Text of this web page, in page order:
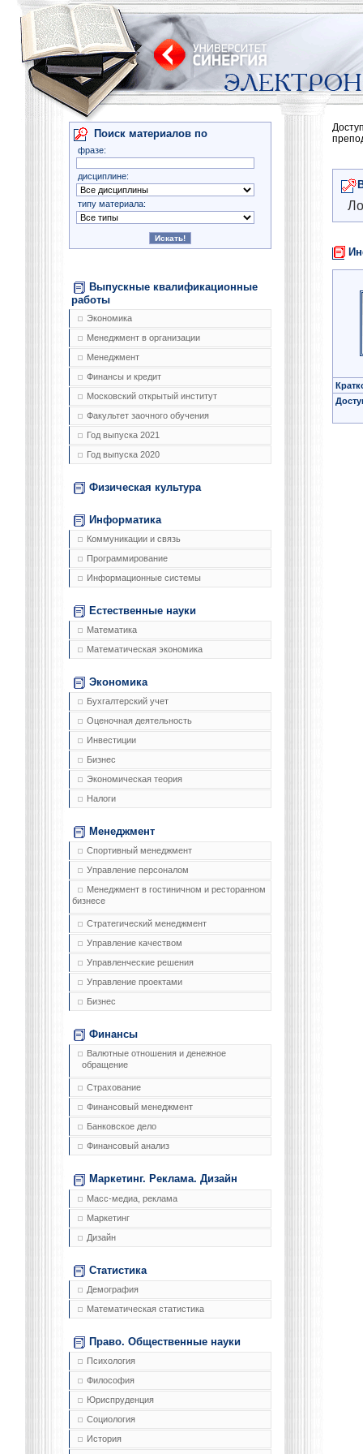
Поиск материалов по
фразе:
дисциплине:
типу материала:
Выпускные квалификационные
работы
Экономика
Менеджмент в организации
Менеджмент
Финансы и кредит
Московский открытый институт
Факультет заочного обучения
Год выпуска 2021
Год выпуска 2020
Физическая культура
Информатика
Коммуникации и связь
Программирование
Информационные системы
Естественные науки
Математика
Математическая экономика
Экономика
Бухгалтерский учет
Оценочная деятельность
Инвестиции
Бизнес
Экономическая теория
Налоги
Менеджмент
Спортивный менеджмент
Управление персоналом
Менеджмент в гостиничном и ресторанном
бизнесе
Стратегический менеджмент
Управление качеством
Управленческие решения
Управление проектами
Бизнес
Финансы
Валютные отношения и денежное
обращение
Страхование
Финансовый менеджмент
Банковское дело
Финансовый анализ
Маркетинг. Реклама. Дизайн
Масс-медиа, реклама
Маркетинг
Дизайн
Статистика
Демография
Математическая статистика
Право. Общественные науки
Психология
Философия
Юриспруденция
Социология
История